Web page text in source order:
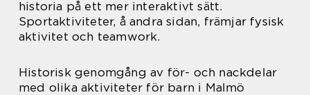
historia på ett mer interaktivt sätt.
Sportaktiviteter, å andra sidan, främjar fysisk
aktivitet och teamwork.
Historisk genomgång av för- och nackdelar
med olika aktiviteter för barn i Malmö